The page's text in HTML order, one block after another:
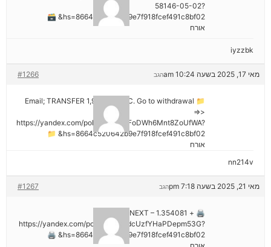
58146-05-02?
hs=8664c520642b9e7f918fcef491c8bf02& 🗃
אורח
iyzzbk
מאי 17, 2025 בשעה 10:24 am #1266 הגב
📁 Email; TRANSFER 1,988187 BTC. Go to withdrawal
=>>
https://yandex.com/poll/7R6WLNFoDWh6Mnt8ZoUfWA?
hs=8664c520642b9e7f918fcef491c8bf02& 📁
אורח
nn214v
מאי 21, 2025 בשעה 7:18 pm #1267 הגב
🖨 + 1.354081 BTC.NEXT –
https://yandex.com/poll/Ef2mNddcUzfYHaPDepm53G?
hs=8664c520642b9e7f918fcef491c8bf02& 🖨